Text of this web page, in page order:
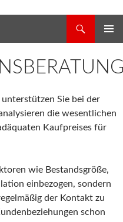
Sie bei der
die wesentlichen
Kaufpreises für
wie Bestandsgröße,
einbezogen, sondern
der Kontakt zu
schon